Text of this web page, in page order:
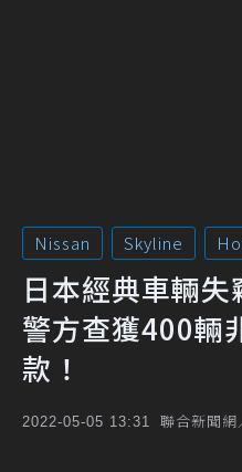
Nissan Skyline
日本經典車輛
警方查獲400輛
款！
2022-05-05 13:31 聯合新聞